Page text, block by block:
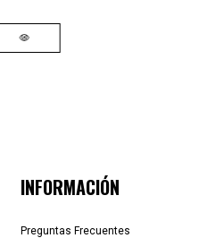
INFORMACIÓN
Preguntas Frecuentes